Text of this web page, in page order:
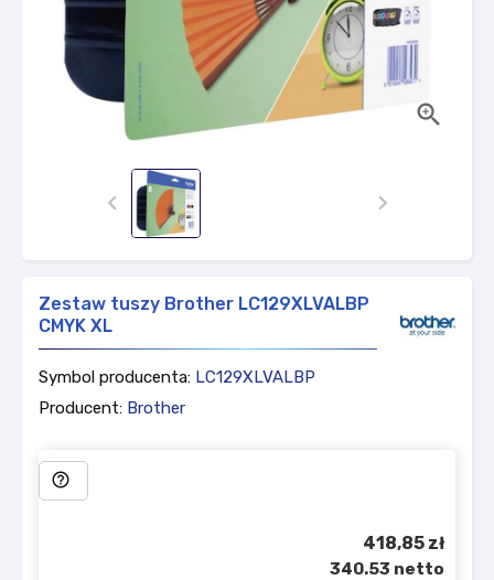

 
Zestaw tuszy Brother LC129XLVALBP
CMYK XL
Symbol producenta: LC129XLVALBP
Producent: Brother
help_outline
418,85 zł
340.53 netto